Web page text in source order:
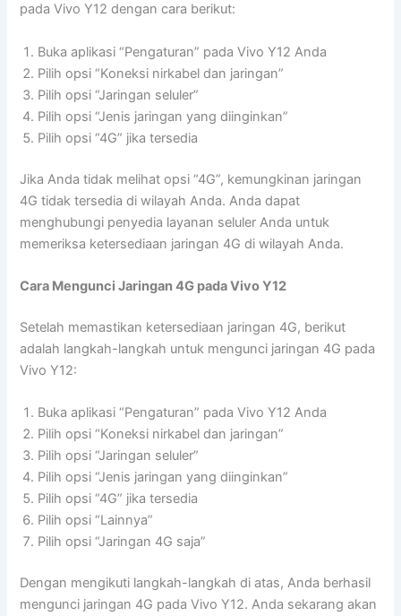
pada Vivo Y12 dengan cara berikut:
Buka aplikasi “Pengaturan” pada Vivo Y12 Anda
Pilih opsi “Koneksi nirkabel dan jaringan”
Pilih opsi “Jaringan seluler”
Pilih opsi “Jenis jaringan yang diinginkan”
Pilih opsi “4G” jika tersedia
Jika Anda tidak melihat opsi “4G”, kemungkinan jaringan
4G tidak tersedia di wilayah Anda. Anda dapat
menghubungi penyedia layanan seluler Anda untuk
memeriksa ketersediaan jaringan 4G di wilayah Anda.
Cara Mengunci Jaringan 4G pada Vivo Y12
Setelah memastikan ketersediaan jaringan 4G, berikut
adalah langkah-langkah untuk mengunci jaringan 4G pada
Vivo Y12:
Buka aplikasi “Pengaturan” pada Vivo Y12 Anda
Pilih opsi “Koneksi nirkabel dan jaringan”
Pilih opsi “Jaringan seluler”
Pilih opsi “Jenis jaringan yang diinginkan”
Pilih opsi “4G” jika tersedia
Pilih opsi “Lainnya”
Pilih opsi “Jaringan 4G saja”
Dengan mengikuti langkah-langkah di atas, Anda berhasil
mengunci jaringan 4G pada Vivo Y12. Anda sekarang akan